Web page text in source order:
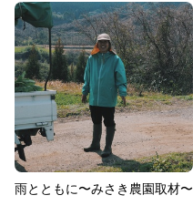
雨とともに〜みさき農園取材〜